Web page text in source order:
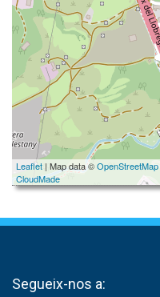
Leaflet | Map data ©OpenStreetMap
CloudMade
Segueix-nos a: